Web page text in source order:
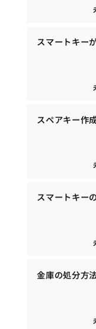
スマートキー
スペアキー作
スマートキー
金庫の処分方